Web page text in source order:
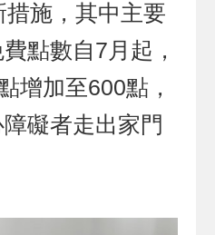
措施，其中主要
點數自7月起，
增加至600點，
礙者走出家門